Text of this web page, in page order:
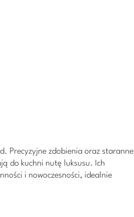
Precyzyjne zdobienia oraz staranne
do kuchni nutę luksusu. Ich
i nowoczesności, idealnie